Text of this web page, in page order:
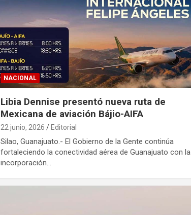
NACIONAL
Libia Dennise presentó nueva ruta de
Mexicana de aviación Bájio-AIFA
22 junio, 2026 Editorial
Silao, Guanajuato.- El Gobierno de la Gente continúa
fortaleciendo la conectividad aérea de Guanajuato con la
incorporación…